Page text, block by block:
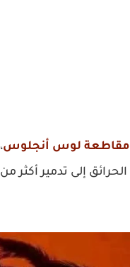
مقاطعة لوس أنجلوس